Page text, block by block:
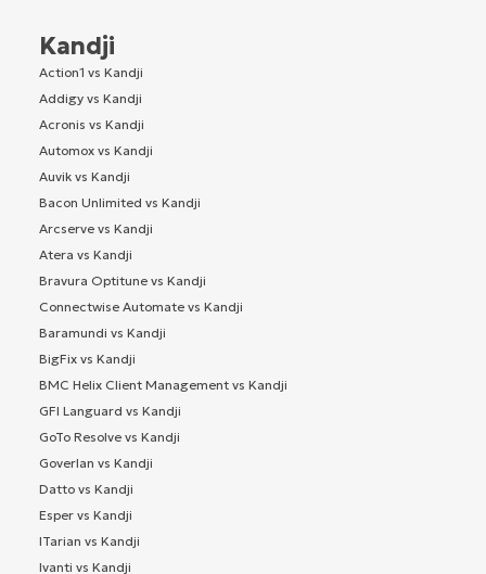
Kandji
Action1 vs Kandji
Addigy vs Kandji
Acronis vs Kandji
Automox vs Kandji
Auvik vs Kandji
Bacon Unlimited vs Kandji
Arcserve vs Kandji
Atera vs Kandji
Bravura Optitune vs Kandji
Connectwise Automate vs Kandji
Baramundi vs Kandji
BigFix vs Kandji
BMC Helix Client Management vs Kandji
GFI Languard vs Kandji
GoTo Resolve vs Kandji
Goverlan vs Kandji
Datto vs Kandji
Esper vs Kandji
ITarian vs Kandji
Ivanti vs Kandji